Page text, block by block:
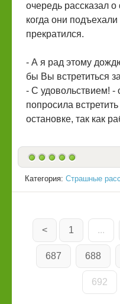
очередь рассказал
когда они
прекратился.
- А я рад этому
бы Вы встретиться
- С удовольствием!
попросила
остановке, так как
Категория: Страшные
< 1 ...
687 688
692